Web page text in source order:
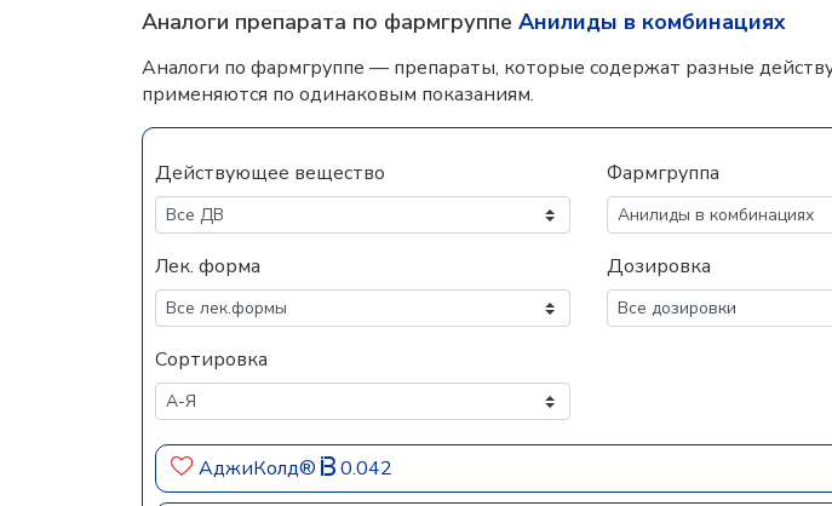
Аналоги препарата по фармгруппе Анилиды в комбинациях
Аналоги по фармгруппе — препараты, которые содержат разные
применяются по одинаковым показаниям.
Действующее вещество Фармгруппа
Лек. форма Дозировка
Сортировка
АджиКолд® 0.042